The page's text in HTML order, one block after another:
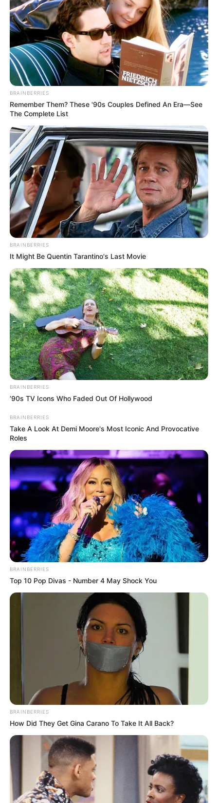
Saúde de Paraguaçu faz mais de
200 procedimentos em evento na
Praça da Matriz
O público presente teve a oportunidade de regularizar a
vacinação contra a Covid-19 e a Gripe, realizar teste de
glicemia, aferição de pressão arterial, teste de HIV, Sífilis e
Hepatite, entre outros.
Fonte: Redação
SAÚDE PARA TODOS 05/05/2022 Foto: Divulgação
FacebookWhatsAppTelegramMessenger
X
O público presente teve a oportunidade de regularizar a
vacinação contra a Covid-19 e a Gripe, realizar teste
de glicemia, aferição de pressão arterial, teste de HIV, Sífilis e
sábado (30), por meio do Departamento de Saúde, o evento
Saúde Para Todos, na Praça da Matriz.
Foi um evento gratuito voltado à prevenção da saúde da
população da cidade, com o objetivo de foi oferecer um
momento de integração, promovendo um espaço de
discussão e realização de exames.
BRAINBERRIES
Remember Them? These '90s Couples Defined An Era—See
The Complete List
BRAINBERRIES
It Might Be Quentin Tarantino's Last Movie
BRAINBERRIES
’90s TV Icons Who Faded Out Of Hollywood
BRAINBERRIES
Take A Look At Demi Moore's Most Iconic And Provocative
Roles
BRAINBERRIES
Top 10 Pop Divas - Number 4 May Shock You
BRAINBERRIES
How Did They Get Gina Carano To Take It All Back?